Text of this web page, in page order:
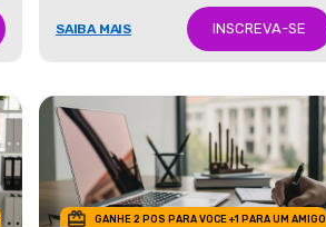
SAIBA MAIS INSCREVA-SE
GANHE 2 POS PARA VOCE +1 PARA UM AMIGO